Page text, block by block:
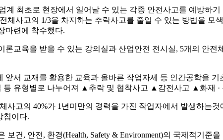
계 최초로 현장에서 일어날 수 있는 각종 안전사고를 예방하
체사고의 1/3을 차지하는 추락사고를 줄일 수 있는 방법을
마련에 착수했다.
론교육을 받을 수 있는 강의실과 산업안전 전시실, 5개의 안
앞서 교재를 활용한 교육과 올바른 작업자세 등 인간공학을
등 유형별로 나누어져 ▲추락 및 협착사고 ▲감전사고 ▲화재
사고의 40%가 1년미만의 경력을 가진 작업자에서 발생하는
침이다.
건, 안전, 환경(Health, Safety & Environment)의 국제적기